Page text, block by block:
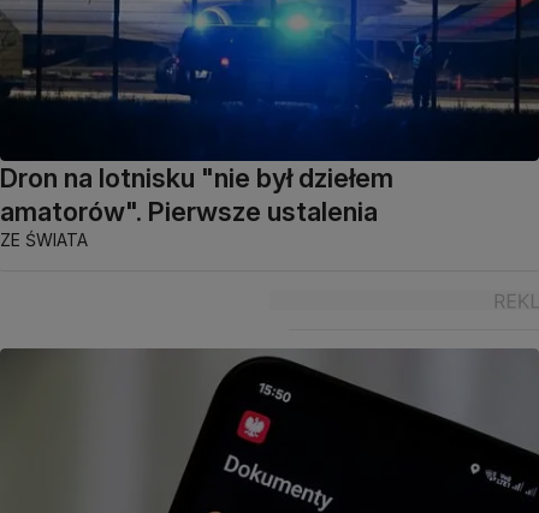
Dron na lotnisku "nie był dziełem
amatorów". Pierwsze ustalenia
ZE ŚWIATA